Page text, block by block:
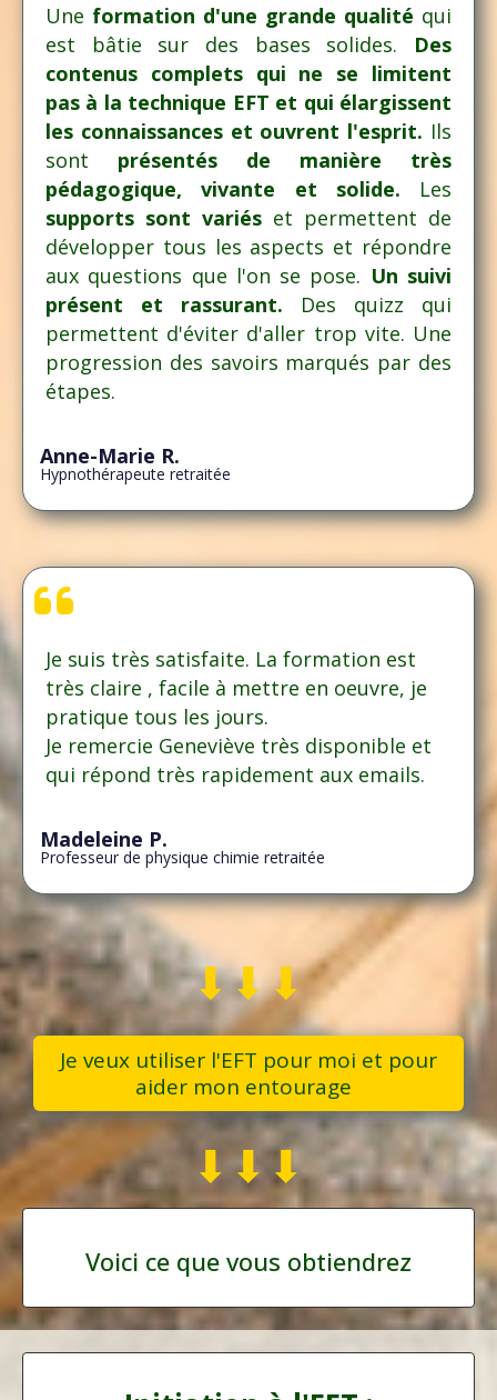
Une formation d'une grande qualité qui
est bâtie sur des bases solides. Des
contenus complets qui ne se limitent
pas à la technique EFT et qui élargissent
les connaissances et ouvrent l'esprit. Ils
sont présentés de manière très
pédagogique, vivante et solide. Les
supports sont variés et permettent de
développer tous les aspects et répondre
aux questions que l'on se pose. Un suivi
présent et rassurant. Des quizz qui
permettent d'éviter d'aller trop vite. Une
progression des savoirs marqués par des
étapes.
Anne-Marie R.
Hypnothérapeute retraitée
Je suis très satisfaite. La formation est
très claire , facile à mettre en oeuvre, je
pratique tous les jours.
Je remercie Geneviève très disponible et
qui répond très rapidement aux emails.
Madeleine P.
Professeur de physique chimie retraitée
⬇︎⬇︎⬇︎
Je veux utiliser l'EFT pour moi et pour
aider mon entourage
⬇︎⬇︎⬇︎
Voici ce que vous obtiendrez